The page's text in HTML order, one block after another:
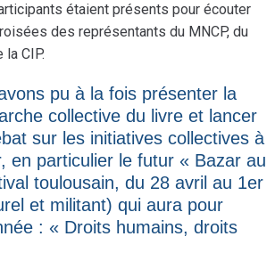
étaient présents pour écouter
des représentants du MNCP, du
la CIP.
collective du livre et lancer
sur les initiatives collectives à
en particulier le futur « Bazar au
toulousain, du 28 avril au 1er
et militant) qui aura pour
: « Droits humains, droits